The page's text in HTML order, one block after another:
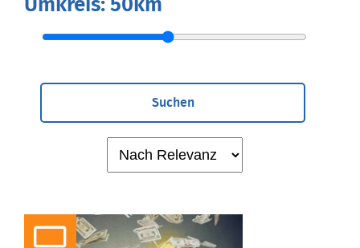
Umkreis: 50km
Suchen